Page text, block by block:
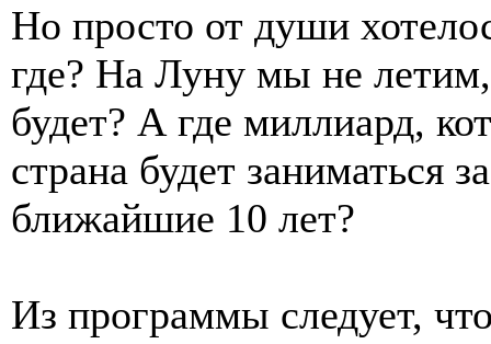
Но просто от души
где? На Луну мы не
будет? А где миллиард,
страна будет заниматься
ближайшие 10 лет?
Из программы следует,